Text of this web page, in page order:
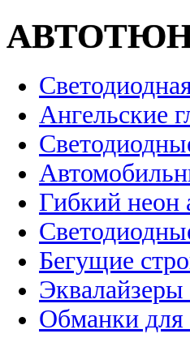
Ангельские
Гибкий неон
Бегущие
Эквалайзеры
Обманки для